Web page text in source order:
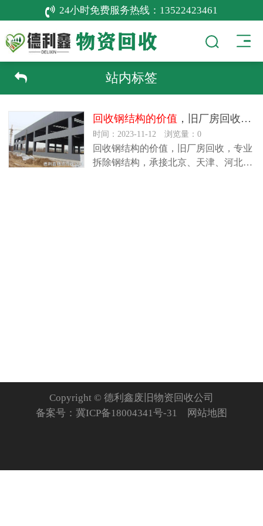
24小时免费服务热线： 13522423461
站内标签
回收钢结构的价值 ，旧厂房回收，专业拆除钢结构
时间：2023-11-12 浏览量：0
回收钢结构的价值，旧厂房回收，专业
拆除钢结构，承接北京、天津、河北、
Copyright © 德利鑫废旧物资回收公司
备案号： 冀ICP备18004341号-31 网站地图